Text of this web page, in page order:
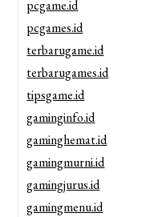
pcgame.id
pcgames.id
terbarugame.id
terbarugames.id
tipsgame.id
gaminginfo.id
gaminghemat.id
gamingmurni.id
gamingjurus.id
gamingmenu.id